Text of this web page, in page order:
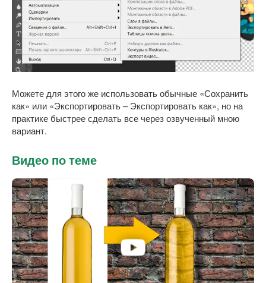
Можете для этого же использовать обычные «Сохранить
как» или «Экспортировать – Экспортировать как», но на
практике быстрее сделать все через озвученный мною
вариант.
Видео по теме